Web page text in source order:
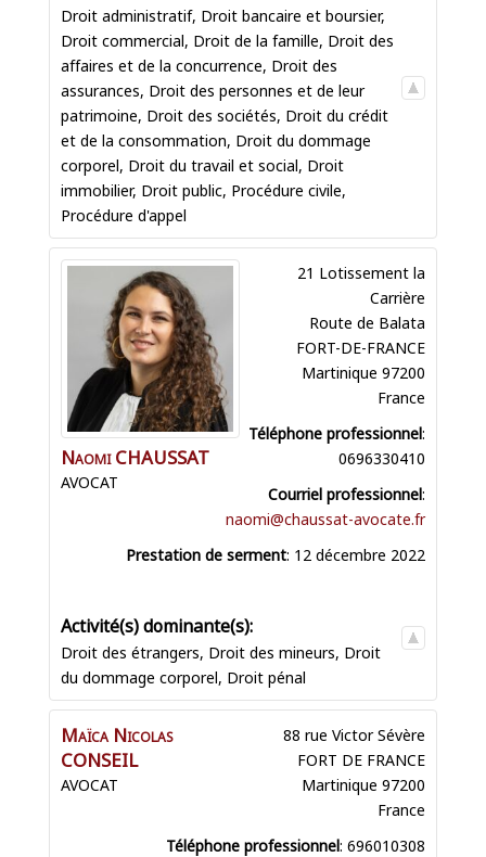
Droit administratif, Droit bancaire et boursier,
Droit commercial, Droit de la famille, Droit des
affaires et de la concurrence, Droit des
assurances, Droit des personnes et de leur
patrimoine, Droit des sociétés, Droit du crédit
et de la consommation, Droit du dommage
corporel, Droit du travail et social, Droit
immobilier, Droit public, Procédure civile,
Procédure d'appel
NaomiCHAUSSAT
AVOCAT
21 Lotissement la
Carrière
Route de Balata
FORT-DE-FRANCE
Martinique 97200
France
Téléphone professionnel:
0696330410
Courriel professionnel:
naomi@chaussat-avocate.fr
Prestation de serment: 12 décembre 2022
Droit des étrangers, Droit des mineurs, Droit
du dommage corporel, Droit pénal
Maïca Nicolas
CONSEIL
AVOCAT
88 rue Victor Sévère
FORT DE FRANCE
Martinique 97200
France
Téléphone professionnel: 696010308